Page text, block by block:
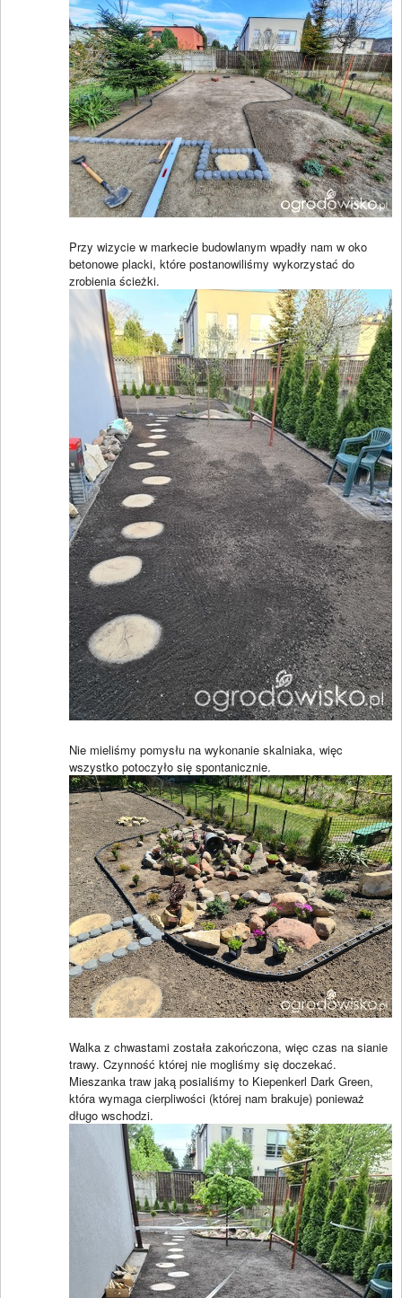
Przy wizycie w markecie budowlanym wpadły nam w oko
betonowe placki, które postanowiliśmy wykorzystać do
zrobienia ścieżki.
Nie mieliśmy pomysłu na wykonanie skalniaka, więc
wszystko potoczyło się spontanicznie.
Walka z chwastami została zakończona, więc czas na sianie
trawy. Czynność której nie mogliśmy się doczekać.
Mieszanka traw jaką posialiśmy to Kiepenkerl Dark Green,
która wymaga cierpliwości (której nam brakuje) ponieważ
długo wschodzi.